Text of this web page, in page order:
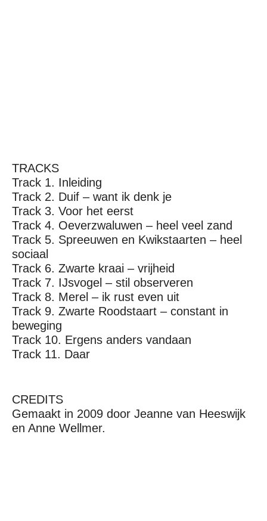
TRACKS
Track 1. Inleiding
Track 2. Duif – want ik denk je
Track 3. Voor het eerst
Track 4. Oeverzwaluwen – heel veel zand
Track 5. Spreeuwen en Kwikstaarten – heel
sociaal
Track 6. Zwarte kraai – vrijheid
Track 7. IJsvogel – stil observeren
Track 8. Merel – ik rust even uit
Track 9. Zwarte Roodstaart – constant in
beweging
Track 10. Ergens anders vandaan
Track 11. Daar
CREDITS
Gemaakt in 2009 door Jeanne van Heeswijk
en Anne Wellmer.